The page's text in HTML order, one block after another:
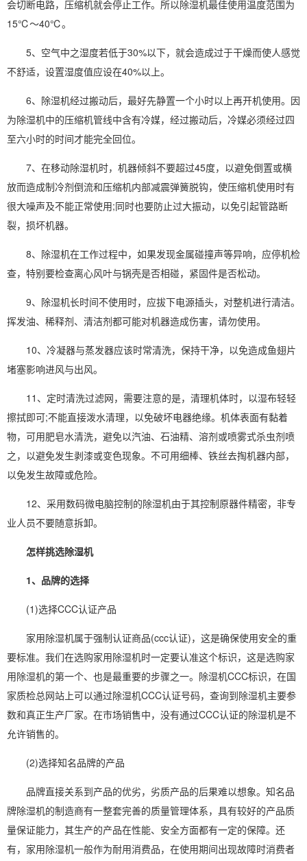
会切断电路，压缩机就会停止工作。所以除湿机最佳使用温度范围为
15℃～40℃。
5、空气中之湿度若低于30%以下，就会造成过于干燥而使人感觉
不舒适，设置湿度值应设在40%以上。
6、除湿机经过搬动后，最好先静置一个小时以上再开机使用。因
为除湿机中的压缩机管线中含有冷媒，经过搬动后，冷媒必须经过四
至六小时的时间才能完全回位。
7、在移动除湿机时，机器倾斜不要超过45度，以避免倒置或横
放而造成制冷剂倒流和压缩机内部减震弹簧脱钩，使压缩机使用时有
很大噪声及不能正常使用;同时也要防止过大振动，以免引起管路断
裂，损坏机器。
8、除湿机在工作过程中，如果发现金属碰撞声等异响，应停机检
查，特别要检查离心风叶与锅壳是否相碰，紧固件是否松动。
9、除湿机长时间不使用时，应拔下电源插头，对整机进行清洁。
挥发油、稀释剂、清洁剂都可能对机器造成伤害，请勿使用。
10、冷凝器与蒸发器应该时常清洗，保持干净，以免造成鱼翅片
堵塞影响进风与出风。
11、定时清洗过滤网，需要注意的是，清理机体时，以湿布轻轻
擦拭即可;不能直接泼水清理，以免破坏电器绝缘。机体表面有黏着
物，可用肥皂水清洗，避免以汽油、石油精、溶剂或喷雾式杀虫剂喷
之，以避免发生剥漆或变色现象。不可用细棒、铁丝去掏机器内部，
以免发生故障或危险。
12、采用数码微电脑控制的除湿机由于其控制原器件精密，非专
业人员不要随意拆卸。
怎样挑选除湿机
1、品牌的选择
(1)选择CCC认证产品
家用除湿机属于强制认证商品(ccc认证)，这是确保使用安全的重
要标准。我们在选购家用除湿机时一定要认准这个标识，这是选购家
用除湿机的第一个、也是最重要的步骤之一。除湿机CCC标识，在国
家质检总网站上可以通过除湿机CCC认证号码，查询到除湿机主要参
数和真正生产厂家。在市场销售中，没有通过CCC认证的除湿机是不
允许销售的。
(2)选择知名品牌的产品
品牌直接关系到产品的优劣，劣质产品的后果难以想象。知名品
牌除湿机的制造商有一整套完善的质量管理体系，具有较好的产品质
量保证能力，其生产的产品在性能、安全方面都有一定的保障。还
有，家用除湿机一般作为耐用消费品，在使用期间出现故障时消费者